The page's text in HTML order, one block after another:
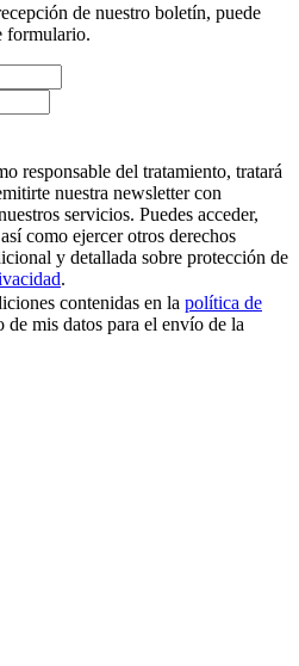
de nuestro boletín, puede
formulario.
del tratamiento, tratará
nuestra newsletter con
servicios. Puedes acceder,
como ejercer otros derechos
y detallada sobre protección de
.
contenidas en la política de
de mis datos para el envío de la